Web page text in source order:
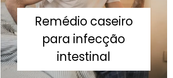
Remédio caseiro
para infecção
intestinal